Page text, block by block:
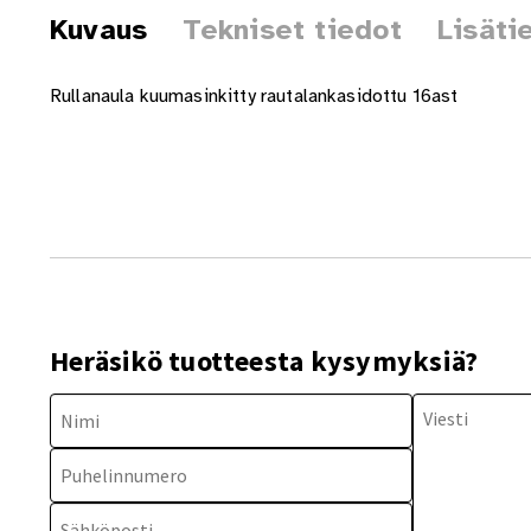
Kuvaus Tekniset tiedot
Rullanaula kuumasinkitty rautalankasidottu 16ast
Heräsikö tuotteesta kysymyksiä?